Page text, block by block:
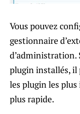
Vous pouvez
gestionnaire
d’administration.
plugin installés,
les plugin les
plus rapide.